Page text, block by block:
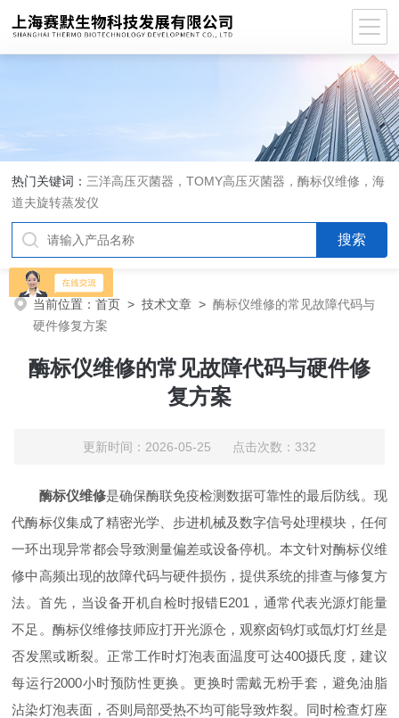
热门关键词： 三洋高压灭菌器，TOMY高压灭菌器，酶标仪维修，海
道夫旋转蒸发仪
当前位置：首页 >技术文章 >酶标仪维修的常见故障代码与
硬件修复方案
酶标仪维修的常见故障代码与硬件修
复方案
更新时间：2026-05-25 点击次数：332
酶标仪维修是确保酶联免疫检测数据可靠性的最后防线。现
代酶标仪集成了精密光学、步进机械及数字信号处理模块，任何
一环出现异常都会导致测量偏差或设备停机。本文针对酶标仪维
修中高频出现的故障代码与硬件损伤，提供系统的排查与修复方
法。首先，当设备开机自检时报错E201，通常代表光源灯能量
不足。酶标仪维修技师应打开光源仓，观察卤钨灯或氙灯灯丝是
否发黑或断裂。正常工作时灯泡表面温度可达400摄氏度，建议
每运行2000小时预防性更换。更换时需戴无粉手套，避免油脂
沾染灯泡表面，否则局部受热不均可能导致炸裂。同时检查灯座